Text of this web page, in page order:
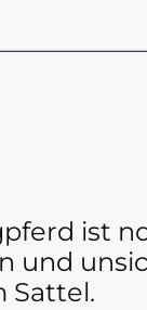
ist
und
Sattel.